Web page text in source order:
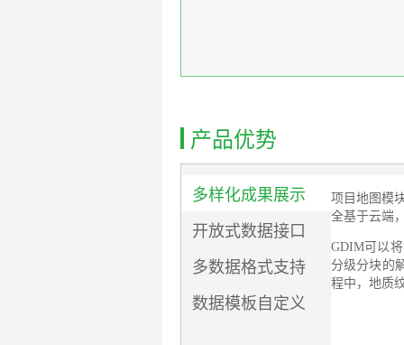
产品优势
多样化成果展示
开放式数据接口
多数据格式支持
数据模板自定义
项目地图模
全基于云端
GDIM可以
分级分块的
程中，地质